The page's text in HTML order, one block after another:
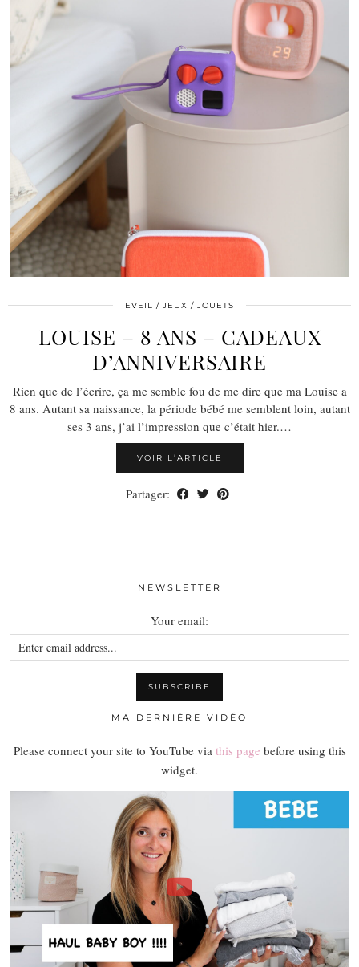
EVEIL / JEUX / JOUETS
LOUISE – 8 ANS – CADEAUX
D’ANNIVERSAIRE
Rien que de l’écrire, ça me semble fou de me dire que ma Louise a
8 ans. Autant sa naissance, la période bébé me semblent loin, autant
ses 3 ans, j’ai l’impression que c’était hier.…
VOIR L’ARTICLE
Partager:
NEWSLETTER
Your email:
MA DERNIÈRE VIDÉO
Please connect your site to YouTube via this page before using this
widget.